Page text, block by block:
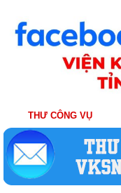
THƯ CÔNG VỤ